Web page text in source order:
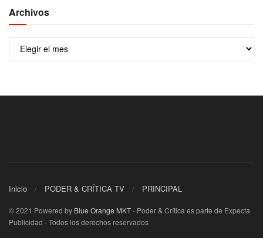
Archivos
Inicio PODER & CRÍTICA TV PRINCIPAL
© 2021 Powered by Blue Orange MKT- Poder & Crítica es parte de Expecta
Publicidad - Todos los derechos reservados